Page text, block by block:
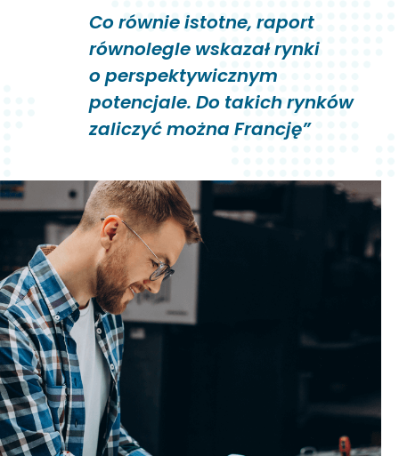
Co równie istotne, raport
równolegle wskazał rynki
o perspektywicznym
potencjale. Do takich rynków
zaliczyć można Francję”